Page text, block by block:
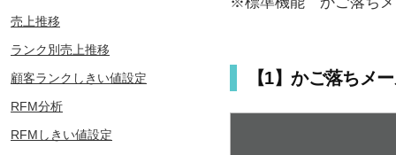
【1】かご落ちメ
売上推移
ランク別売上推移
顧客ランクしきい値設定
RFM分析
RFMしきい値設定